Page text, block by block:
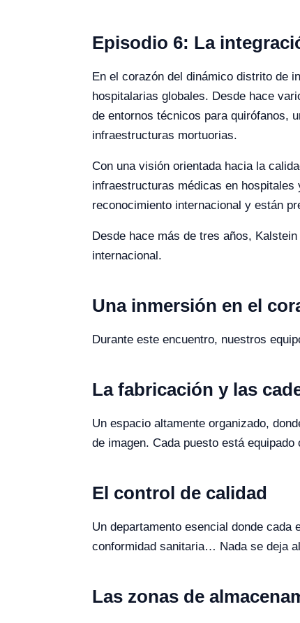
Episodio 6: La
En el corazón del dinámico distrito de
hospitalarias globales. Desde hace
de entornos técnicos para quirófanos,
infraestructuras mortuorias.
Con una visión orientada hacia la
infraestructuras médicas en
reconocimiento internacional y están
Desde hace más de tres años,
internacional.
Una inmersión en el
Durante este encuentro, nuestros
La fabricación y las
Un espacio altamente organizado,
de imagen. Cada puesto está
El control de calidad
Un departamento esencial donde
conformidad sanitaria… Nada se deja
Las zonas de